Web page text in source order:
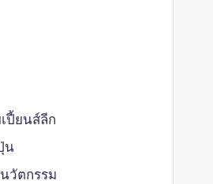
ปี้ยนส์ลีก
น
วัตกรรม